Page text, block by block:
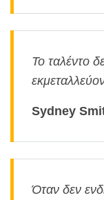
Το ταλέντο
Sydney
Όταν δεν